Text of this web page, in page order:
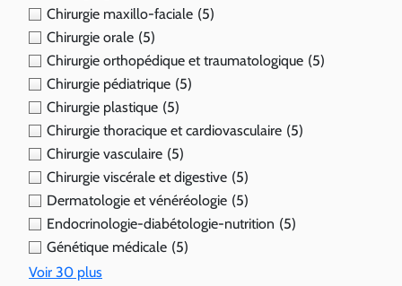
Chirurgie maxillo-faciale (5)
Chirurgie orale (5)
Chirurgie orthopédique et traumatologique (5)
Chirurgie pédiatrique (5)
Chirurgie plastique (5)
Chirurgie thoracique et cardiovasculaire (5)
Chirurgie vasculaire (5)
Chirurgie viscérale et digestive (5)
Dermatologie et vénéréologie (5)
Endocrinologie-diabétologie-nutrition (5)
Génétique médicale (5)
Voir 30 plus